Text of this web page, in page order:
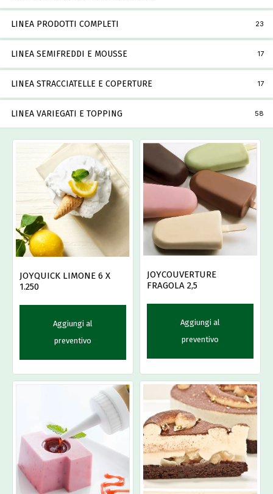
LINEA PRODOTTI COMPLETI 23
LINEA SEMIFREDDI E MOUSSE 17
LINEA STRACCIATELLE E COPERTURE 17
LINEA VARIEGATI E TOPPING 58
JOYQUICK LIMONE 6 X
1.250
Aggiungi al
preventivo
JOYCOUVERTURE
FRAGOLA 2,5
Aggiungi al
preventivo